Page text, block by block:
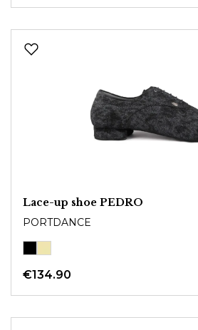
Lace-up shoe PEDRO
PORTDANCE
€134.90